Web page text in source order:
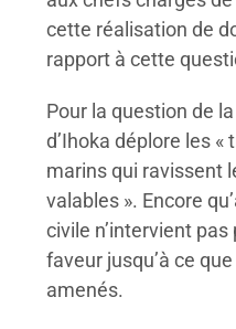
cette réalisation de
rapport à cette
Pour la question de
d’Ihoka déplore les «
marins qui ravissent
valables ». Encore
civile n’intervient
faveur jusqu’à ce
amenés.